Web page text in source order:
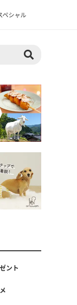
ペシャル
ント